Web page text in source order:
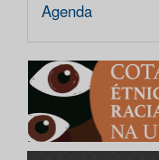
Agenda